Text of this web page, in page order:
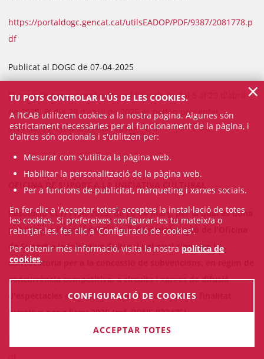
https://portaldogc.gencat.cat/utilsEADOP/PDF/9387/2081778.p
df
Publicat al DOGC de 07-04-2025
El període per presentar les sol·licituds és del 8 al 29 d'abril
de 2025. El dia 29 d'abril de 2025 es poden presentar
sol·licituds fins a les 14:00:00 hores.
OFICINA DE SUPORT A LA INICIATIVA CULTURAL
Resolució CLT/1196/2025, de 26 de març, per la qual es dona
publicitat a l'Acord del Consell d'Administració de l'Oficina
de Suport a la Iniciativa Cultural pel qual s'aprova la
convocatòria per a la concessió de subvencions, en règim de
concurrència competitiva, a circuits i xarxes de difusió
d'espectacles d'arts escèniques i música sense finalitat
lucrativa per a l'any 2025 (ref. BDNS 823475)
TU POTS CONTROLAR L'ÚS DE LES COOKIES.
A l’ICAB utilitzem cookies a la nostra pàgina. Algunes són
estrictament necessàries per al funcionament de la pàgina, i
d'altres són opcionals i s'utilitzen per:
Mesurar com s'utilitza la pàgina web.
Habilitar la personalització de la pàgina web.
Per a funcions de publicitat, màrqueting i xarxes socials.
En fer clic a 'Acceptar totes', acceptes la instal·lació de totes
les cookies. Si prefereixes configurar-les tu mateix/a o
rebutjar-les, fes clic a 'Configuració de cookies'.
Per obtenir més informació, visita la nostra política de
cookies.
CONFIGURACIÓ DE COOKIES
ACCEPTAR TOTES
×